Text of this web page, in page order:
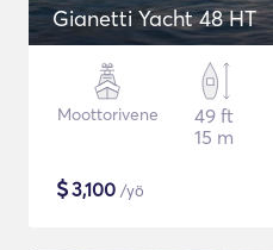
Gianetti Yacht 48 HT
Moottorivene
49 ft
15 m
$3,100 /yö